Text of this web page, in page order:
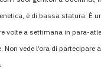
è di bassa statura. È
volte a settimana in para-
Non vede l’ora di partecipare